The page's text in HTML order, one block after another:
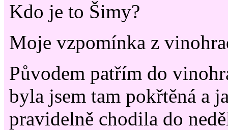
Kdo je to Šimy?
Moje vzpomínka z
Původem patřím do
byla jsem tam pokřtěná a
pravidelně chodila do